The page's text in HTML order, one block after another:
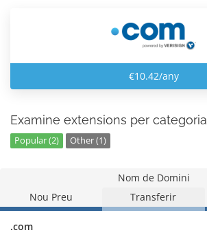
€10.42/any
Examine extensions per categoria
Popular (2) Other (1)
Nom de Domini
Nou Preu
Transferir
.com